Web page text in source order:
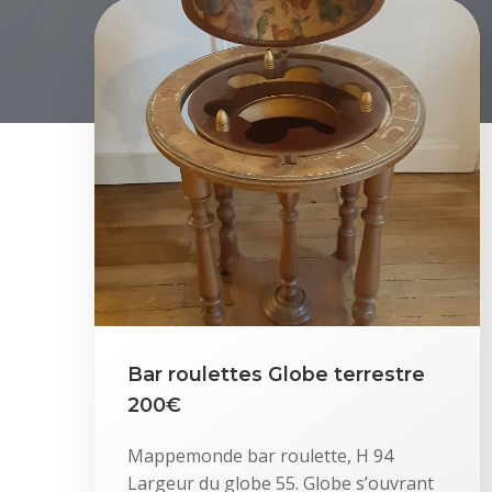
Bar roulettes Globe terrestre
200€
Mappemonde bar roulette, H 94
Largeur du globe 55. Globe s’ouvrant